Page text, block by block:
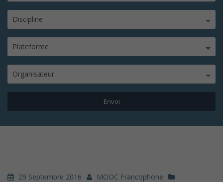
Discipline
Plateforme
Organisateur
29 Septembre 2016
MOOC Francophone